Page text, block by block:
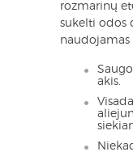
rozmarinų
sukelti odos
naudojamas
akis.